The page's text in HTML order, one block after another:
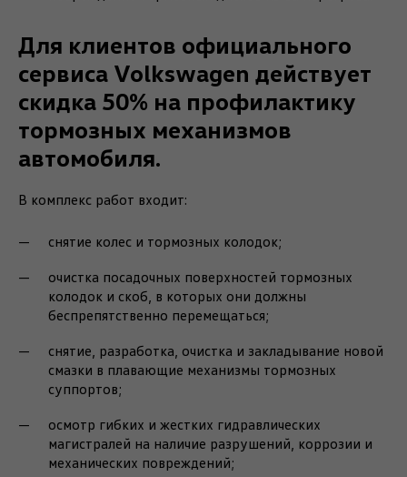
Для клиентов официального
сервиса Volkswagen действует
скидка 50% на профилактику
тормозных механизмов
автомобиля.
В комплекс работ входит:
снятие колес и тормозных колодок;
очистка посадочных поверхностей тормозных
колодок и скоб, в которых они должны
беспрепятственно перемещаться;
снятие, разработка, очистка и закладывание новой
смазки в плавающие механизмы тормозных
суппортов;
осмотр гибких и жестких гидравлических
магистралей на наличие разрушений, коррозии и
механических повреждений;